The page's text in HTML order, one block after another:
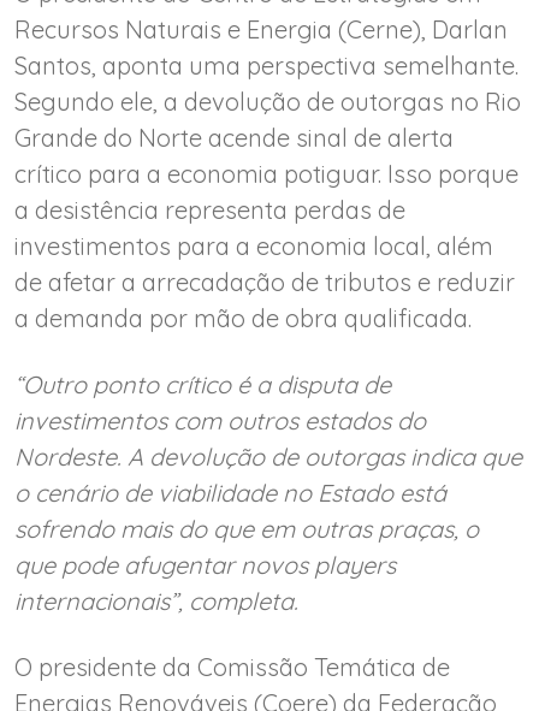
Recursos Naturais e Energia (Cerne), Darlan
Santos, aponta uma perspectiva semelhante.
Segundo ele, a devolução de outorgas no Rio
Grande do Norte acende sinal de alerta
crítico para a economia potiguar. Isso porque
a desistência representa perdas de
investimentos para a economia local, além
de afetar a arrecadação de tributos e reduzir
a demanda por mão de obra qualificada.
“Outro ponto crítico é a disputa de
investimentos com outros estados do
Nordeste. A devolução de outorgas indica que
o cenário de viabilidade no Estado está
sofrendo mais do que em outras praças, o
que pode afugentar novos players
internacionais”, completa.
O presidente da Comissão Temática de
Energias Renováveis (Coere) da Federação